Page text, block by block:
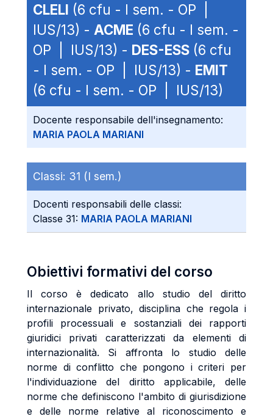
CLELI (6 cfu - I sem. - OP |
IUS/13) - ACME (6 cfu - I sem. -
OP | IUS/13) - DES-ESS (6 cfu
- I sem. - OP | IUS/13) - EMIT
(6 cfu - I sem. - OP | IUS/13)
Docente responsabile dell'insegnamento:
MARIA PAOLA MARIANI
Classi: 31 (I sem.)
Docenti responsabili delle classi:
Classe 31: MARIA PAOLA MARIANI
Obiettivi formativi del corso
Il corso è dedicato allo studio del diritto
internazionale privato, disciplina che regola i
profili processuali e sostanziali dei rapporti
giuridici privati caratterizzati da elementi di
internazionalità. Si affronta lo studio delle
norme di conflitto che pongono i criteri per
l'individuazione del diritto applicabile, delle
norme che definiscono l'ambito di giurisdizione
e delle norme relative al riconoscimento e